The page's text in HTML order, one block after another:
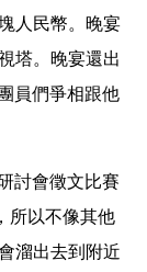
人民幣。晚宴
塔。晚宴還出
員們爭相跟他
討會徵文比賽
所以不像其他
溜出去到附近